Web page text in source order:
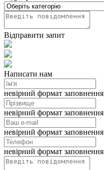
Відправити запит
Написати нам
невірний формат
невірний формат
невірний формат
невірний формат